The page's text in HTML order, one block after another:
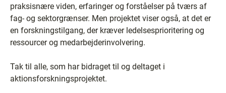
praksisnære viden, erfaringer og forståelser på tværs af
fag- og sektorgrænser. Men projektet viser også, at det er
en forskningstilgang, der kræver ledelsesprioritering og
ressourcer og medarbejderinvolvering.
Tak til alle, som har bidraget til og deltaget i
aktionsforskningsprojektet.